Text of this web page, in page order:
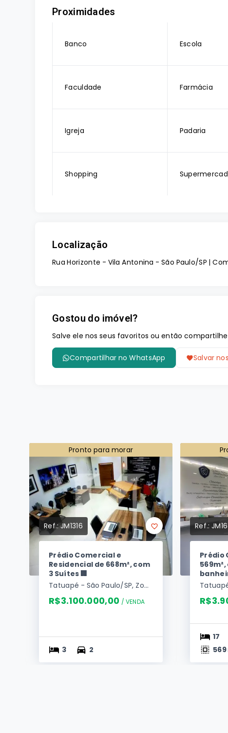
Proximidades
Banco Escola
Faculdade Farmácia
Igreja Padaria
Shopping
Localização
Rua Horizonte - Vila Antonina - São Paulo/SP |
Gostou do imóvel?
Salve ele nos seus favoritos ou então
Compartilhar no WhatsApp Salvar
Pronto para morar
Ref.:JM1316
Prédio Comercial e
Residencial de 668m², com
3 Suítes 🏢
Tatuapé - São Paulo/SP, Zona Leste
R$3.100.000,00 / VENDA
3 2
Ref.:
Prédio
569m²,
17
569